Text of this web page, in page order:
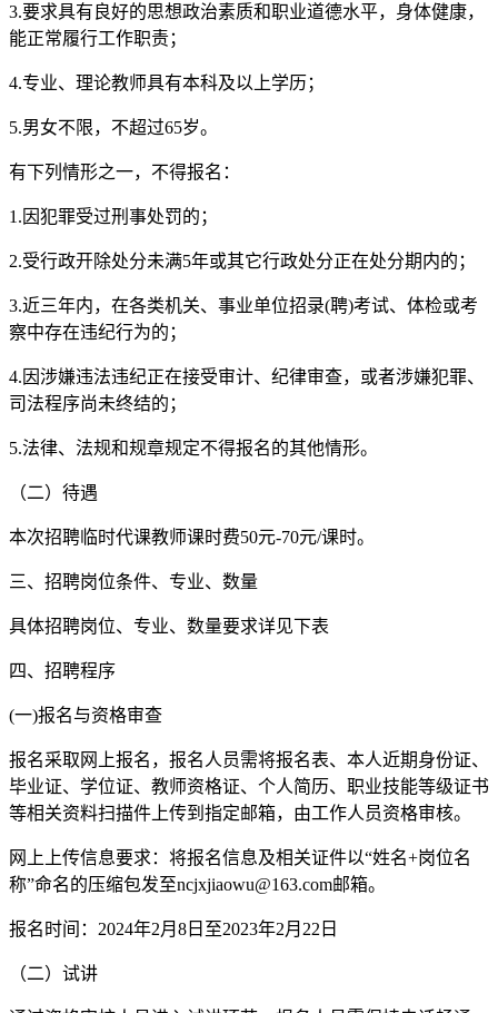
3.要求具有良好的思想政治素质和职业道德水平，身体健康，
能正常履行工作职责；
4.专业、理论教师具有本科及以上学历；
5.男女不限，不超过65岁。
有下列情形之一，不得报名：
1.因犯罪受过刑事处罚的；
2.受行政开除处分未满5年或其它行政处分正在处分期内的；
3.近三年内，在各类机关、事业单位招录(聘)考试、体检或考
察中存在违纪行为的；
4.因涉嫌违法违纪正在接受审计、纪律审查，或者涉嫌犯罪、
司法程序尚未终结的；
5.法律、法规和规章规定不得报名的其他情形。
（二）待遇
本次招聘临时代课教师课时费50元-70元/课时。
三、招聘岗位条件、专业、数量
具体招聘岗位、专业、数量要求详见下表
四、招聘程序
(一)报名与资格审查
报名采取网上报名，报名人员需将报名表、本人近期身份证、
毕业证、学位证、教师资格证、个人简历、职业技能等级证书
等相关资料扫描件上传到指定邮箱，由工作人员资格审核。
网上上传信息要求：将报名信息及相关证件以“姓名+岗位名
称”命名的压缩包发至ncjxjiaowu@163.com邮箱。
报名时间：2024年2月8日至2023年2月22日
（二）试讲